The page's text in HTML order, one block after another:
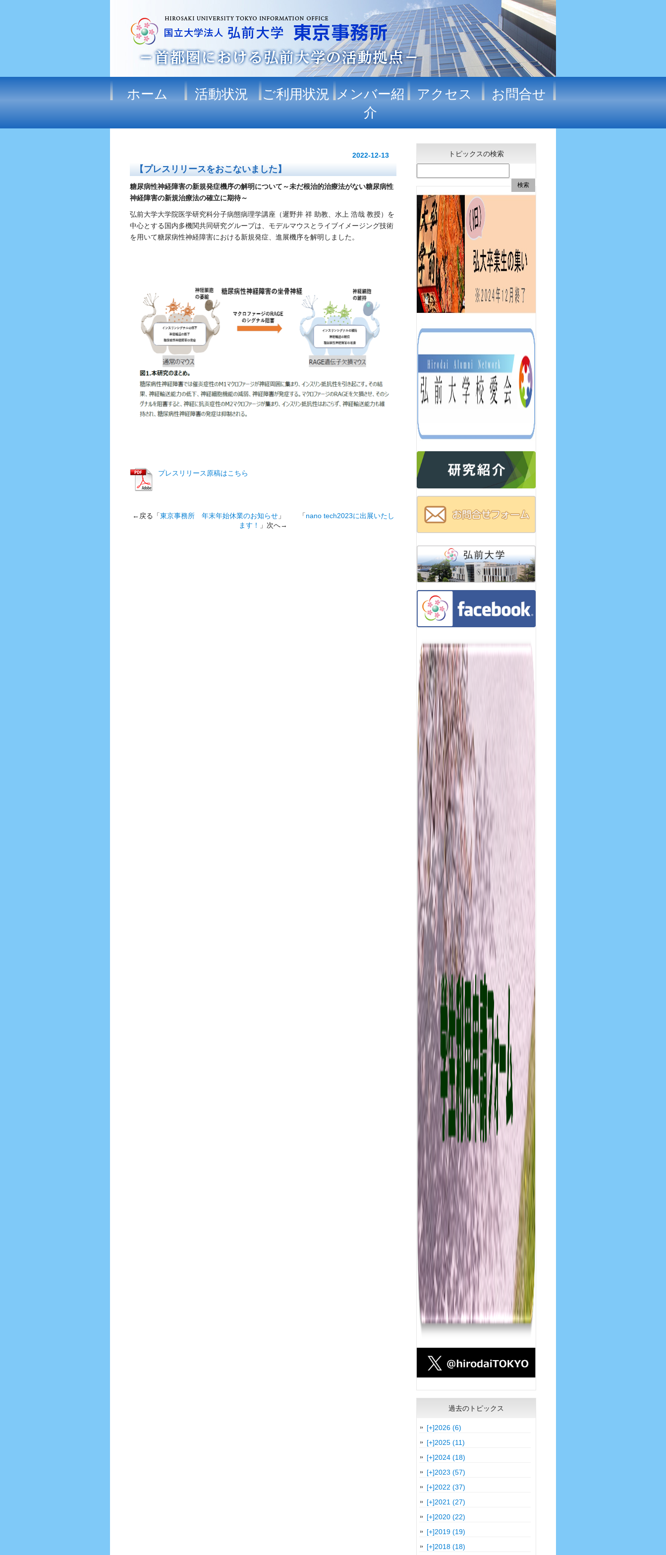
ホーム 活動状況 ご利用状況 メンバー紹
介
アクセス お問合せ
2022-12-13
【プレスリリースをおこないました】
糖尿病性神経障害の新規発症機序の解明について ～未だ根治的治療法がない糖尿病性
神経障害の新規治療法の確立に期待～
弘前大学大学院医学研究科分子病態病理学講座（遲野井 祥 助教、水上 浩哉 教授）を
中心とする国内多機関共同研究グループは、モデルマウスとライブイメージング技術
を用いて糖尿病性神経障害における新規発症、進展機序を解明 しました。
プレスリリース原稿はこちら
←戻る「東京事務所 年末年始休業のお知らせ」 「nano tech2023に出展いたし
ます！
」次へ→
トピックスの検索
過去のトピックス
[+]2026 (6)
[+]2025 (11)
[+]2024 (18)
[+]2023 (57)
[+]2022 (37)
[+]2021 (27)
[+]2020 (22)
[+]2019 (19)
[+]2018 (18)